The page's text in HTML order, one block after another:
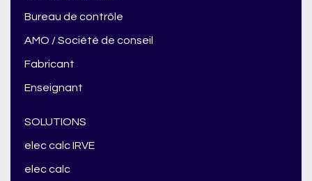
Bureau de contrôle
AMO / Société de conseil
Fabricant
Enseignant
SOLUTIONS
elec calc IRVE
elec calc